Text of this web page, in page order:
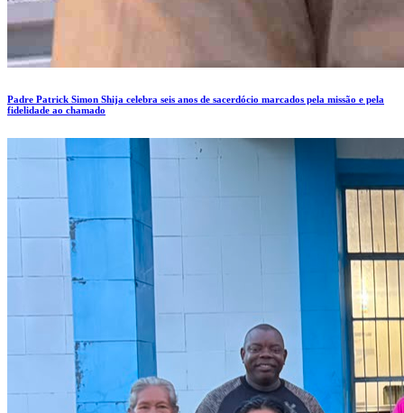
Padre Patrick Simon Shija celebra seis anos de sacerdócio marcados pela missão e pela
fidelidade ao chamado